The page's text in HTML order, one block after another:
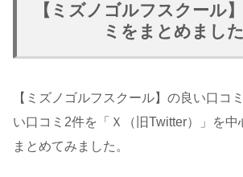
【ミズノゴルフスクール
ミをまとめました
【ミズノゴルフスクール】の良い口コ
い口コミ2件を「Ｘ（旧Twitter）」を中
まとめてみました。